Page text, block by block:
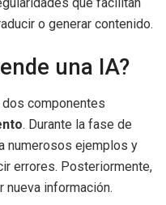
o generar contenido.
una IA?
componentes
. Durante la fase de
numerosos ejemplos y
errores. Posteriormente,
nueva información.